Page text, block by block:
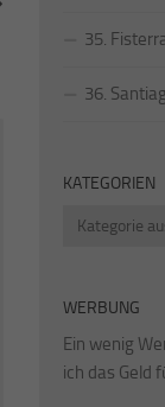
35.
36.
KATEGORIEN
Kategorien
WERBUNG
Ein wenig
ich das Geld